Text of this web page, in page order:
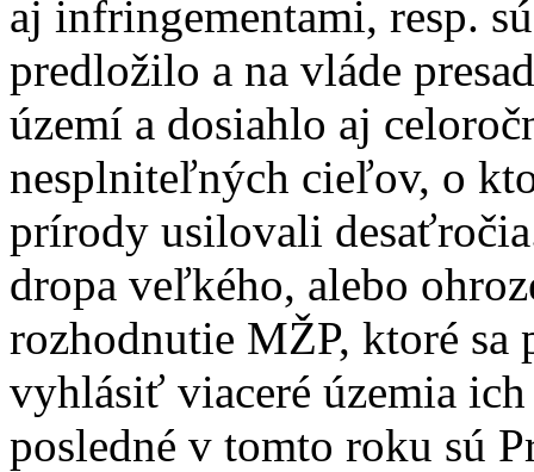
aj infringementami, resp.
predložilo a na vláde
území a dosiahlo aj
nesplniteľných cieľov, o
prírody usilovali
dropa veľkého, alebo
rozhodnutie MŽP, ktoré sa
vyhlásiť viaceré územia
posledné v tomto roku sú